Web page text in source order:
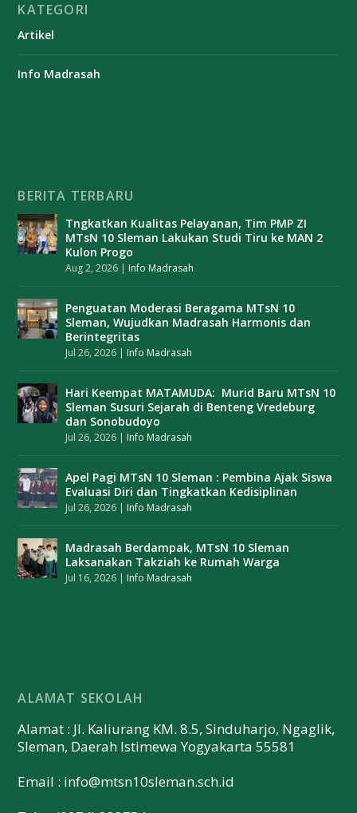
KATEGORI
Artikel
Info Madrasah
BERITA TERBARU
Tngkatkan Kualitas Pelayanan, Tim PMP ZI
MTsN 10 Sleman Lakukan Studi Tiru ke MAN 2
Kulon Progo
Aug 2, 2026 | Info Madrasah
Penguatan Moderasi Beragama MTsN 10
Sleman, Wujudkan Madrasah Harmonis dan
Berintegritas
Jul 26, 2026 | Info Madrasah
Hari Keempat MATAMUDA: Murid Baru MTsN 10
Sleman Susuri Sejarah di Benteng Vredeburg
dan Sonobudoyo
Jul 26, 2026 | Info Madrasah
Apel Pagi MTsN 10 Sleman : Pembina Ajak Siswa
Evaluasi Diri dan Tingkatkan Kedisiplinan
Jul 26, 2026 | Info Madrasah
Madrasah Berdampak, MTsN 10 Sleman
Laksanakan Takziah ke Rumah Warga
Jul 16, 2026 | Info Madrasah
ALAMAT SEKOLAH
Alamat : Jl. Kaliurang KM. 8.5, Sinduharjo, Ngaglik,
Sleman, Daerah Istimewa Yogyakarta 55581
Email : info@mtsn10sleman.sch.id